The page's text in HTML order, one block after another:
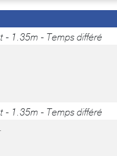
- 1.35m - Temps différé
- 1.35m - Temps différé